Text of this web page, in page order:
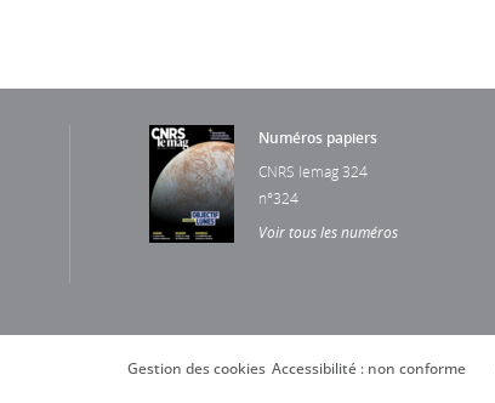
Numéros papiers
CNRS lemag 324
n°324
Voir tous les numéros
Accessibilité : non conforme
Gestion des cookies